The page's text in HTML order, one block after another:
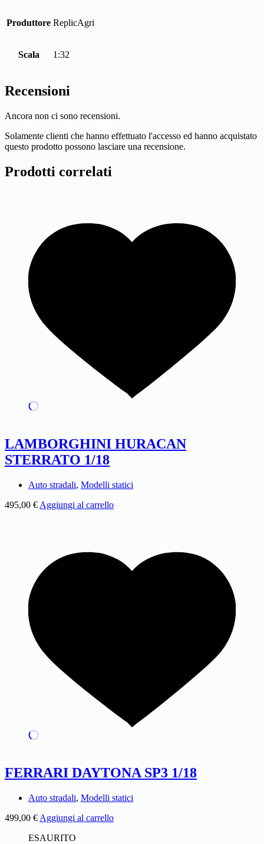
Produttore ReplicAgri
Scala 1:32
Recensioni
Ancora non ci sono recensioni.
Solamente clienti che hanno effettuato l'accesso ed hanno acquistato
questo prodotto possono lasciare una recensione.
Prodotti correlati
LAMBORGHINI HURACAN
STERRATO 1/18
Auto stradali, Modelli statici
495,00 € Aggiungi al carrello
FERRARI DAYTONA SP3 1/18
Auto stradali, Modelli statici
499,00 € Aggiungi al carrello
ESAURITO